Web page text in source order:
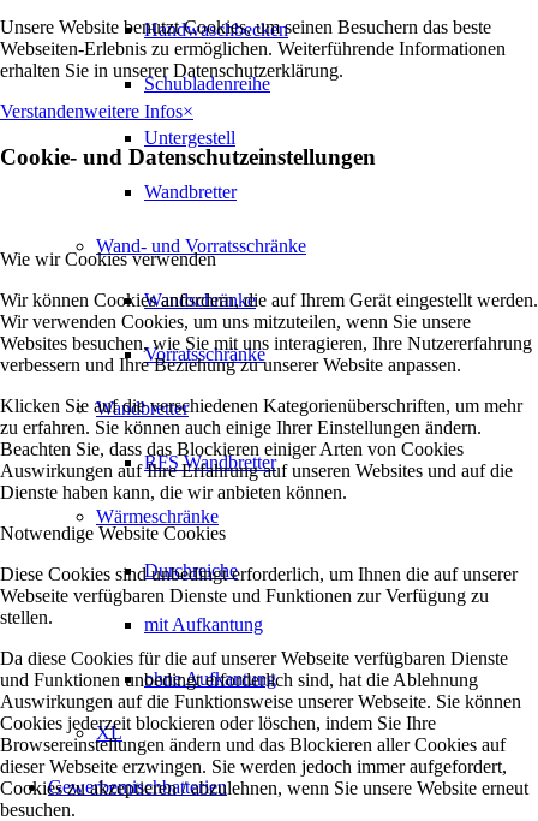
Handwaschbecken
Schubladenreihe
Untergestell
Wandbretter
Wand- und Vorratsschränke
Wandschränke
Vorratsschränke
Wandbretter
RFS Wandbretter
Wärmeschränke
Durchreiche
mit Aufkantung
ohne Aufkantung
XL
Gewerbemischbatterien
Unsere Website benutzt Cookies, um seinen Besuchern das beste
Webseiten-Erlebnis zu ermöglichen. Weiterführende Informationen
erhalten Sie in unserer Datenschutzerklärung.
Verstandenweitere Infos×
Cookie- und Datenschutzeinstellungen
Wie wir Cookies verwenden
Wir können Cookies anfordern, die auf Ihrem Gerät eingestellt werden.
Wir verwenden Cookies, um uns mitzuteilen, wenn Sie unsere
Websites besuchen, wie Sie mit uns interagieren, Ihre Nutzererfahrung
verbessern und Ihre Beziehung zu unserer Website anpassen.
Klicken Sie auf die verschiedenen Kategorienüberschriften, um mehr
zu erfahren. Sie können auch einige Ihrer Einstellungen ändern.
Beachten Sie, dass das Blockieren einiger Arten von Cookies
Auswirkungen auf Ihre Erfahrung auf unseren Websites und auf die
Dienste haben kann, die wir anbieten können.
Notwendige Website Cookies
Diese Cookies sind unbedingt erforderlich, um Ihnen die auf unserer
Webseite verfügbaren Dienste und Funktionen zur Verfügung zu
stellen.
Da diese Cookies für die auf unserer Webseite verfügbaren Dienste
und Funktionen unbedingt erforderlich sind, hat die Ablehnung
Auswirkungen auf die Funktionsweise unserer Webseite. Sie können
Cookies jederzeit blockieren oder löschen, indem Sie Ihre
Browsereinstellungen ändern und das Blockieren aller Cookies auf
dieser Webseite erzwingen. Sie werden jedoch immer aufgefordert,
Cookies zu akzeptieren / abzulehnen, wenn Sie unsere Website erneut
besuchen.